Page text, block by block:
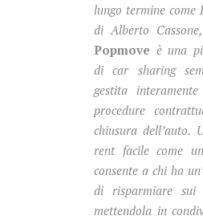
lungo termine come
di Alberto
Popmove è una
di car sharing
gestita
procedure
chiusura dell’auto.
rent facile come
consente a chi ha
di risparmiare sui
mettendola in